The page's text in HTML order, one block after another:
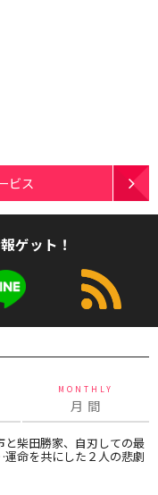
ビス
ゲット！
MONTHLY
月 間
と柴田勝家、自刃しての最
命を共にした２人の悲劇